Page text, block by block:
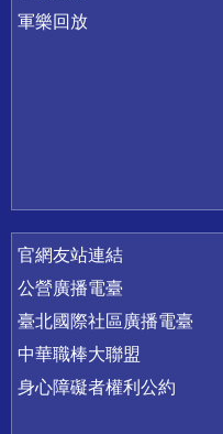
軍樂回放
官網友站連結
公營廣播電臺
臺北國際社區廣播電臺
中華職棒大聯盟
身心障礙者權利公約